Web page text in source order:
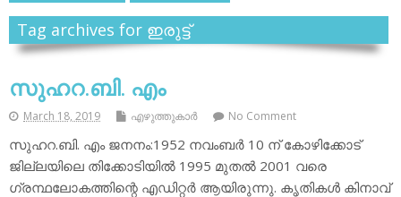
Tag archives for ഇരുട്ട്
സുഹറ.ബി. എം
March 18, 2019 എഴുത്തുകാര്‍ No Comment
സുഹറ.ബി. എം ജനനം:1952 നവംബര്‍ 10 ന് കോഴിക്കോട്
ജില്ലയിലെ തിക്കോടിയില്‍ 1995 മുതല്‍ 2001 വരെ
ഗ്രന്ഥലോകത്തിന്റെ എഡിറ്റര്‍ ആയിരുന്നു. കൃതികള്‍ കിനാവ്